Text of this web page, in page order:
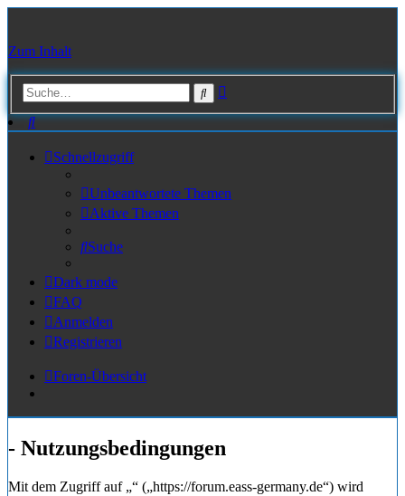
Zum Inhalt
Suche
Suche
Schnellzugriff
Unbeantwortete Themen
Aktive Themen
Suche
Dark mode
FAQ
Anmelden
Registrieren
Foren-Übersicht
- Nutzungsbedingungen
Mit dem Zugriff auf „“ („https://forum.eass-germany.de“) wird